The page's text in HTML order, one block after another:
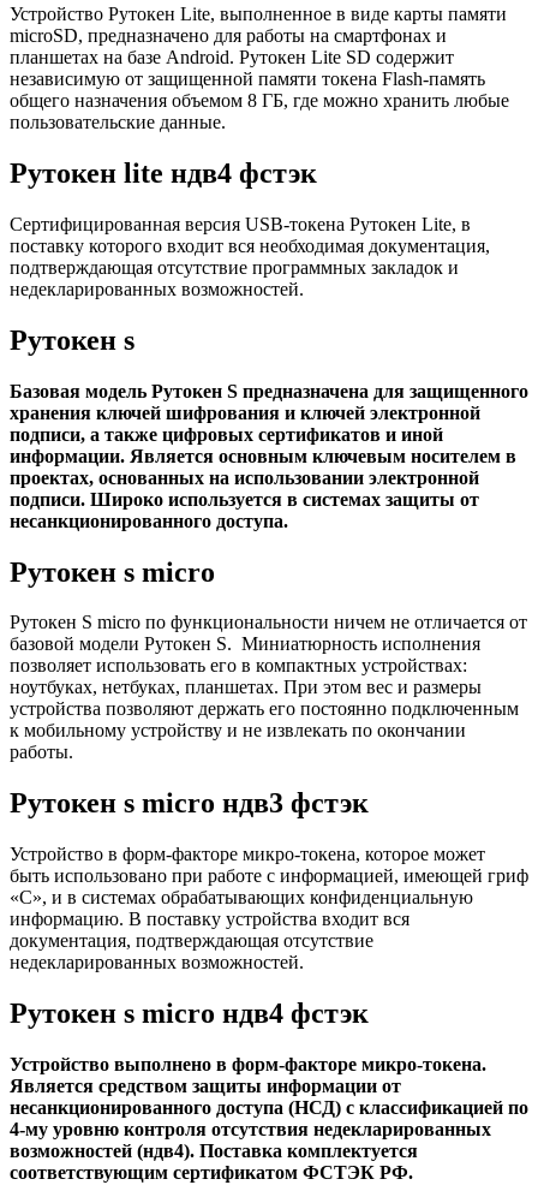
Устройство Рутокен Lite, выполненное в виде карты памяти
microSD, предназначено для работы на смартфонах и
планшетах на базе Android. Рутокен Lite SD содержит
независимую от защищенной памяти токена Flash-память
общего назначения объемом 8 ГБ, где можно хранить любые
пользовательские данные.
Рутокен lite ндв4 фстэк
Сертифицированная версия USB-токена Рутокен Lite, в
поставку которого входит вся необходимая документация,
подтверждающая отсутствие программных закладок и
недекларированных возможностей.
Рутокен s
Базовая модель Рутокен S предназначена для защищенного
хранения ключей шифрования и ключей электронной
подписи, а также цифровых сертификатов и иной
информации. Является основным ключевым носителем в
проектах, основанных на использовании электронной
подписи. Широко используется в системах защиты от
несанкционированного доступа.
Рутокен s micro
Рутокен S micro по функциональности ничем не отличается от
базовой модели Рутокен S. Миниатюрность исполнения
позволяет использовать его в компактных устройствах:
ноутбуках, нетбуках, планшетах. При этом вес и размеры
устройства позволяют держать его постоянно подключенным
к мобильному устройству и не извлекать по окончании
работы.
Рутокен s micro ндв3 фстэк
Устройство в форм-факторе микро-токена, которое может
быть использовано при работе с информацией, имеющей гриф
«С», и в системах обрабатывающих конфиденциальную
информацию. В поставку устройства входит вся
документация, подтверждающая отсутствие
недекларированных возможностей.
Рутокен s micro ндв4 фстэк
Устройство выполнено в форм-факторе микро-токена.
Является средством защиты информации от
несанкционированного доступа (НСД) с классификацией по
4-му уровню контроля отсутствия недекларированных
возможностей (ндв4). Поставка комплектуется
соответствующим сертификатом ФСТЭК РФ.